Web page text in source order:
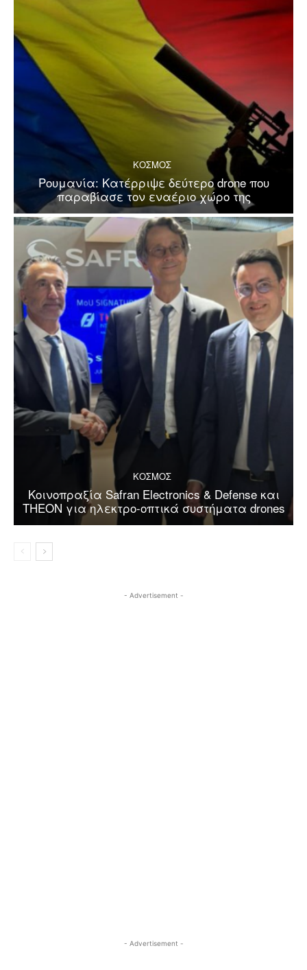
ΚΟΣΜΟΣ
Ρουμανία: Κατέρριψε δεύτερο drone που
παραβίασε τον εναέριο χώρο της
ΚΟΣΜΟΣ
Κοινοπραξία Safran Electronics & Defense και
THEON για ηλεκτρο-οπτικά συστήματα drones
- Advertisement -
- Advertisement -